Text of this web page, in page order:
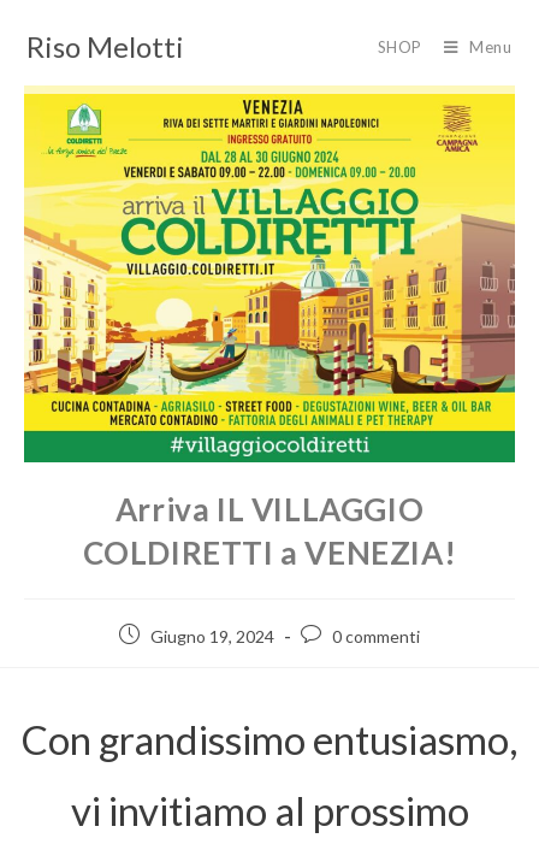
Riso Melotti SHOP Menu
Arriva IL VILLAGGIO
COLDIRETTI a VENEZIA!
Giugno 19, 2024 0 commenti
Con grandissimo entusiasmo,
vi invitiamo al prossimo